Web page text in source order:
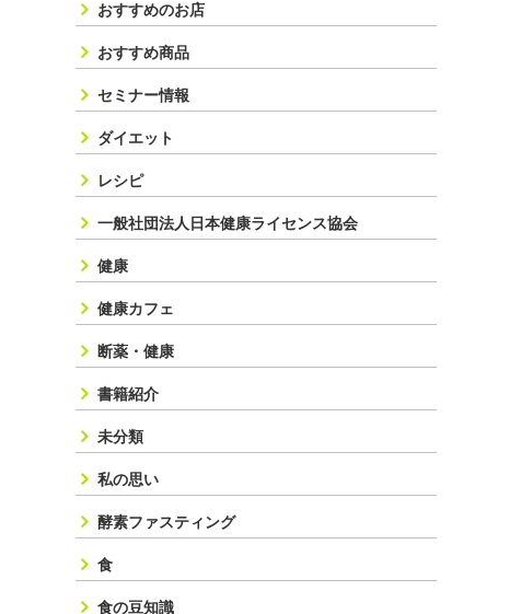
おすすめのお店
おすすめ商品
セミナー情報
ダイエット
レシピ
一般社団法人日本健康ライセンス協会
健康
健康カフェ
断薬・健康
書籍紹介
未分類
私の思い
酵素ファスティング
食
食の豆知識